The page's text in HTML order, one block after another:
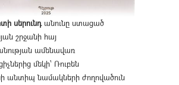
սերունդանունը ստացած
շրջանի հայ
ամենավառ
մեկի՝ Ռուբեն
անտիպ նամակների ժողովածուն